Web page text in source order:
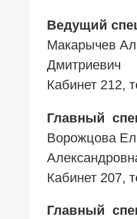
Ведущий
Макарычев
Дмитриевич
Кабинет 212,
Главный
Ворожцова
Кабинет 207,
Главный